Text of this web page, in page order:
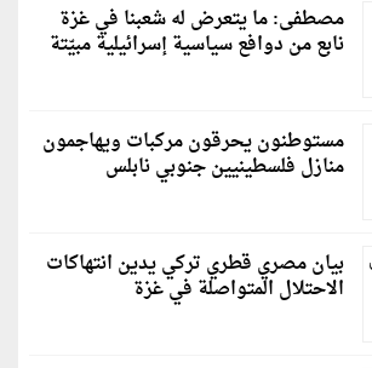
مصطفى: ما يتعرض له شعبنا في غزة
نابع من دوافع سياسية إسرائيلية مبيّتة
مستوطنون يحرقون مركبات ويهاجمون
منازل فلسطينيين جنوبي نابلس
بيان مصري قطري تركي يدين انتهاكات
الاحتلال المتواصلة في غزة